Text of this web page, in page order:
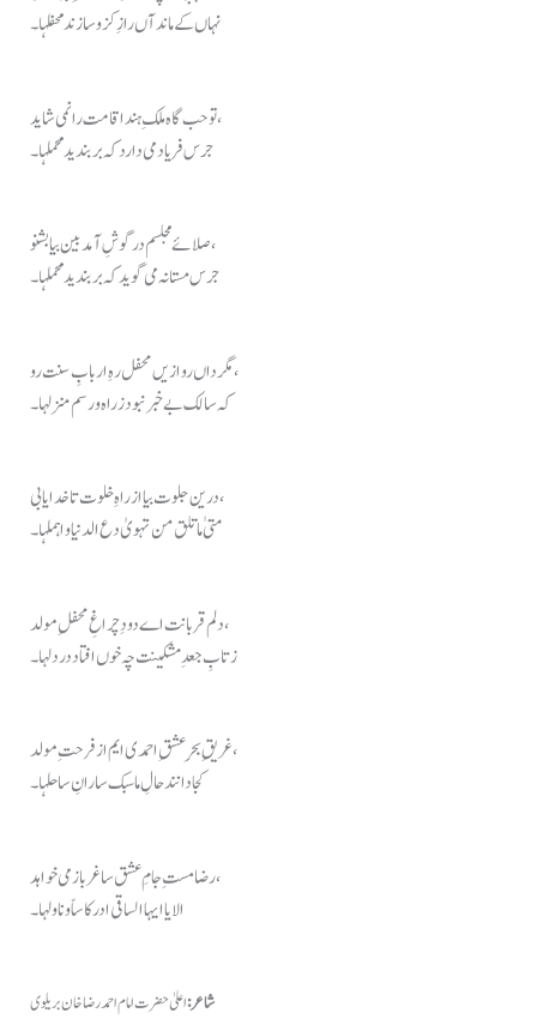
نہاں کے ماند آں رازِ کز و سازند محفلہا۔
توحب گاہ ملکِ ہند اقامت را نمی شاید،
جرس فریاد می دارد کہ بر بندید محملہا۔
صلائے مجلسم در گوشِ آمد بین بیا بشنو،
جرس مستانہ می گوید کہ بر بندید محملہا۔
مگر داں رو ازیں محفل رہِ اربابِ سنت رو،
کہ سالک بے خبر نبود ز راہ و رسم منزلہا۔
درین جلوت بیا از راہِ خلوت تا خدا یابی،
متیٰ ما تلق من تہویٰ دع الدنیا و اہملہا۔
دلم قربانت اے دودِ چراغِ محفلِ مولد،
ز تابِ جعدِ مشکینت چہ خوں افتاد در دلہا۔
غریقِ بحرِ عشقِ احمدی ایم از فرحتِ مولد،
کجا دانند حالِ ما سبک سارانِ ساحلہا۔
رضا مستِ جامِ عشق ساغر باز می خواہد،
الا یا ایہا الساقی ادر کاساً و ناولہا۔
شاعر:اعلیٰ حضرت امام احمد رضا خان بریلوی